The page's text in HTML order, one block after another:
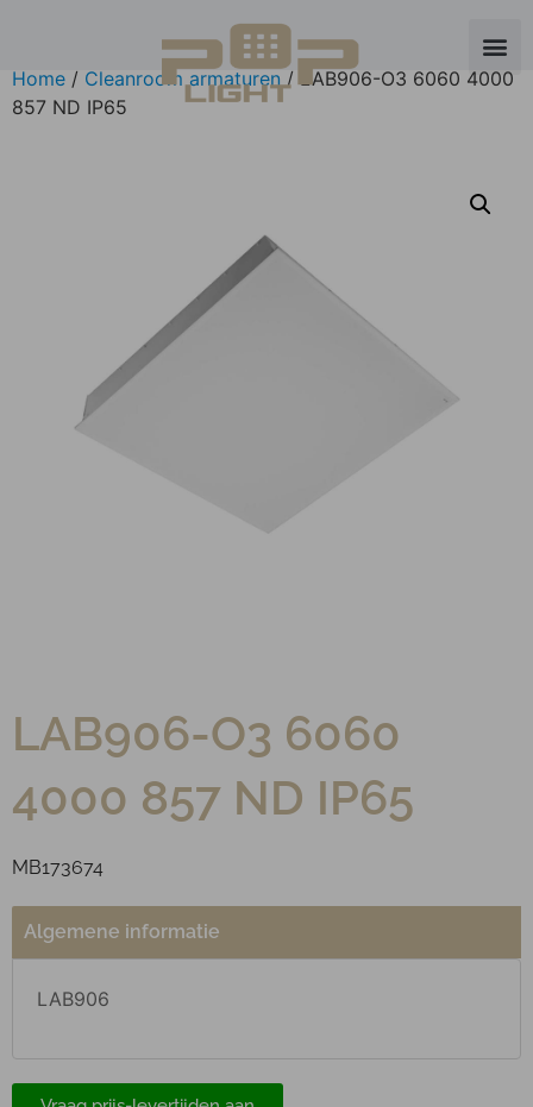
Home / Cleanroom armaturen / LAB906-O3 6060 4000
857 ND IP65
LAB906-O3 6060
4000 857 ND IP65
MB173674
Algemene informatie
LAB906